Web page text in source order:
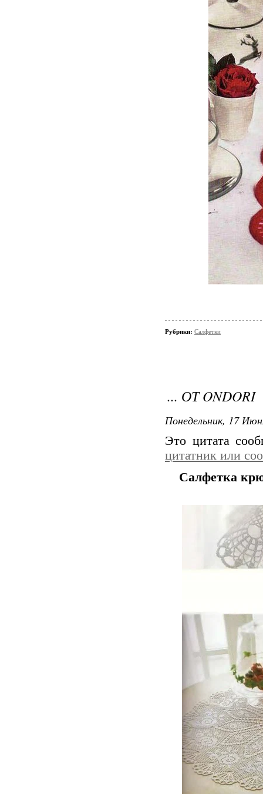
Рубрики: Салфетки
... ОТ ONDORI
Понедельник, 17
Это цитата
цитатник или
Салфетка